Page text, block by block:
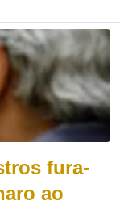
fura-
ao